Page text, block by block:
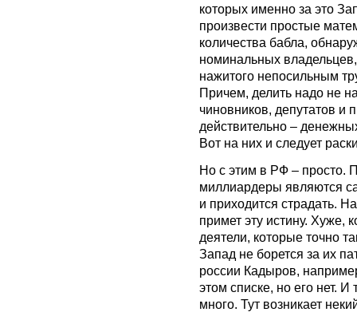
которых именно за это
произвести простые
количества бабла,
номинальных
нажитого непосильным
Причем, делить надо не
чиновников, депутатов и
действительно –
Вот на них и следует
Но с этим в РФ – просто.
миллиардеры являются
и приходится страдать.
примет эту истину. Хуже,
деятели, которые точно
Запад не борется за их
россии Кадыров,
этом списке, но его нет.
много. Тут возникает